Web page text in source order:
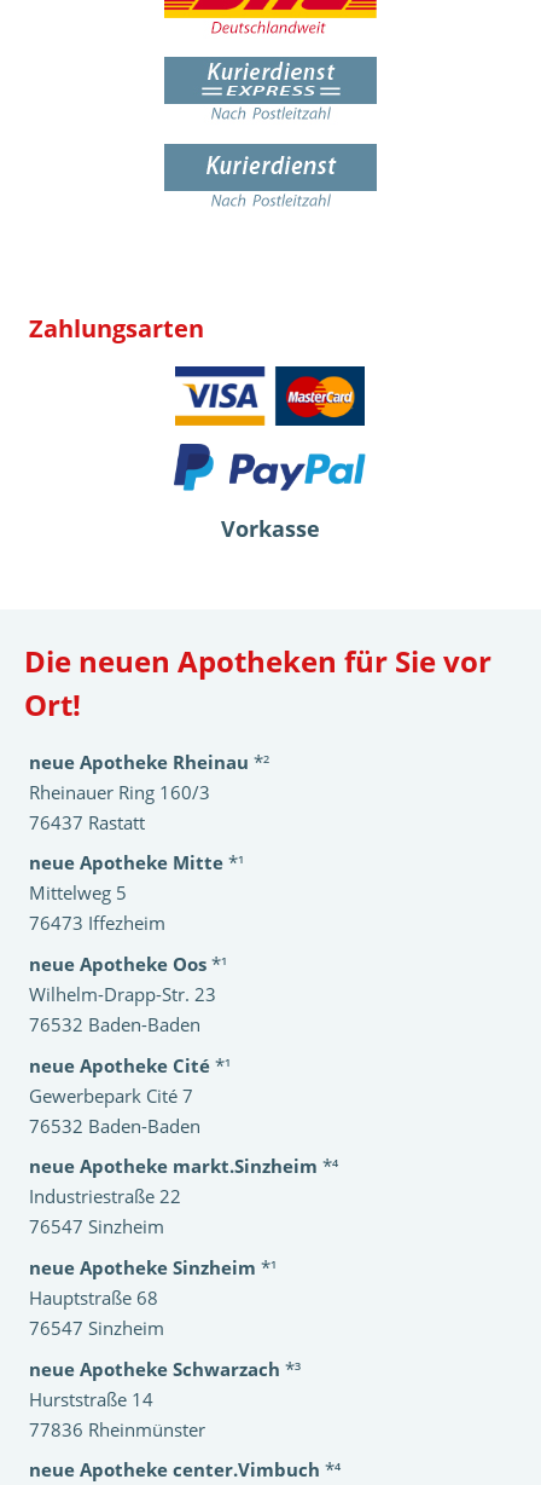
Zahlungsarten
Vorkasse
Die neuen Apotheken für Sie vor
Ort!
neue Apotheke Rheinau *²
Rheinauer Ring 160/3
76437 Rastatt
neue Apotheke Mitte *¹
Mittelweg 5
76473 Iffezheim
neue Apotheke Oos *¹
Wilhelm-Drapp-Str. 23
76532 Baden-Baden
neue Apotheke Cité *¹
Gewerbepark Cité 7
76532 Baden-Baden
neue Apotheke markt.Sinzheim *⁴
Industriestraße 22
76547 Sinzheim
neue Apotheke Sinzheim *¹
Hauptstraße 68
76547 Sinzheim
neue Apotheke Schwarzach *³
Hurststraße 14
77836 Rheinmünster
neue Apotheke center.Vimbuch *⁴